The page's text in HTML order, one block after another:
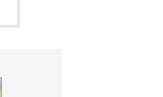
イ）。ドンち
ちゃんが見つ
の勤め先の敷